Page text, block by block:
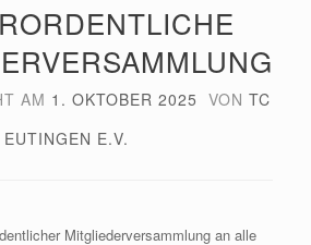
M
AM 1. OKTOBER 2025 VON TC
EUTINGEN E.V.
Mitgliederversammlung an alle